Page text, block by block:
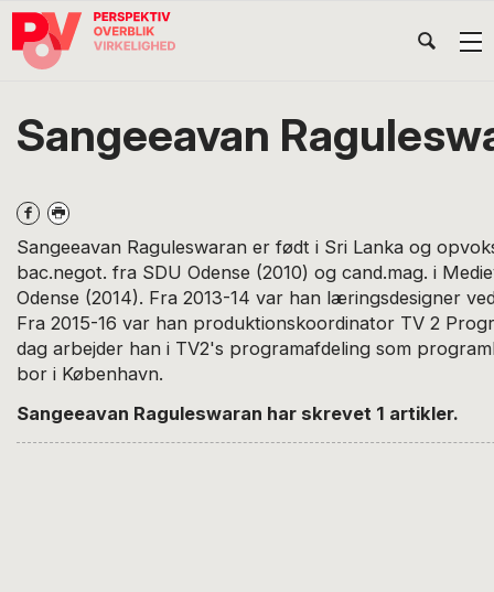
Gå
direkte
navigation
Skip
indhold
Gå
direkte
POV
International
Sangeeavan
Sangeeavan Raguleswaran er født i Sri Lanka og
bac.negot. fra SDU Odense (2010) og cand.mag. i
Odense (2014). Fra 2013-14 var han læringsdesigner
Fra 2015-16 var han produktionskoordinator TV 2
dag arbejder han i TV2's programafdeling som
bor i København.
Sangeeavan Raguleswaran har skrevet 1 artikler.